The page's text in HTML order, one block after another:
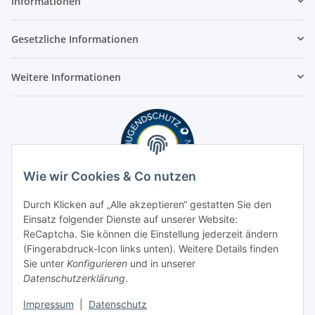
Gesetzliche Informationen
Weitere Informationen
Wie wir Cookies & Co nutzen
Durch Klicken auf „Alle akzeptieren“ gestatten Sie den
Einsatz folgender Dienste auf unserer Website:
ReCaptcha. Sie können die Einstellung jederzeit ändern
(Fingerabdruck-Icon links unten). Weitere Details finden
Sie unter Konfigurieren und in unserer
Datenschutzerklärung.
Impressum Datenschutz